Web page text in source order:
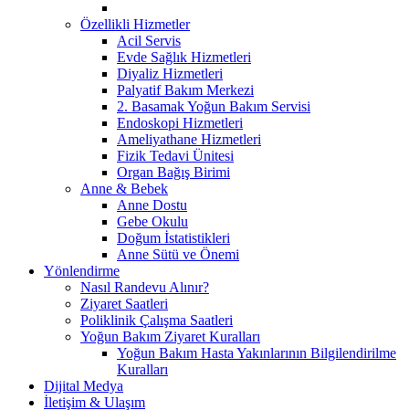
Özellikli Hizmetler
Acil Servis
Evde Sağlık Hizmetleri
Diyaliz Hizmetleri
Palyatif Bakım Merkezi
2. Basamak Yoğun Bakım Servisi
Endoskopi Hizmetleri
Ameliyathane Hizmetleri
Fizik Tedavi Ünitesi
Organ Bağış Birimi
Anne & Bebek
Anne Dostu
Gebe Okulu
Doğum İstatistikleri
Anne Sütü ve Önemi
Yönlendirme
Nasıl Randevu Alınır?
Ziyaret Saatleri
Poliklinik Çalışma Saatleri
Yoğun Bakım Ziyaret Kuralları
Yoğun Bakım Hasta Yakınlarının Bilgilendirilme
Kuralları
Dijital Medya
İletişim & Ulaşım